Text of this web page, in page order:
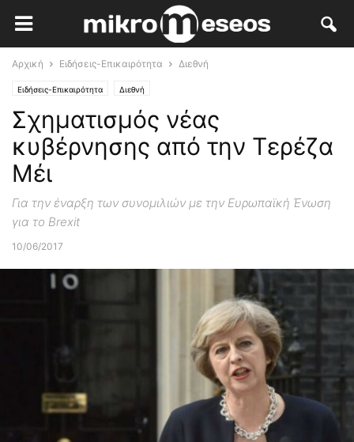
Αρχική Ειδήσεις-Επικαιρότητα Διεθνή
Ειδήσεις-Επικαιρότητα Διεθνή
Σχηματισμός νέας
κυβέρνησης από την Τερέζα
Μέι
Για την έναρξη των συνομιλιών με την Ευρωπαϊκή Ένωση
για το Brexit
10/06/2017